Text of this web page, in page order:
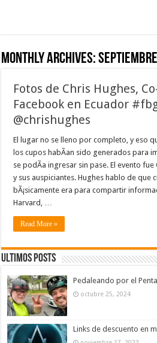
Monthly Archives:
Fotos de Chris Hughes,
Facebook en Ecuador
@chrishughes
El lugar no se lleno por completo, y eso
los cupos habÃ­an sido generados para
se podÃ­a ingresar sin pase. El evento
y sus auspiciantes. Hughes hablo de que
bÃ¡sicamente era para compartir
Harvard, …
Read More »
Ultimos Posts
Pedaleando por el
octubre 25, 2024
Links de descuento en